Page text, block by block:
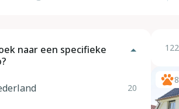
naar een specifieke
20